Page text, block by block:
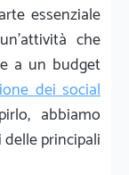
essenziale
che
a un budget
dei social
abbiamo
principali